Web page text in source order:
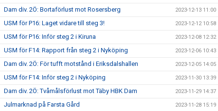
Dam div. 2Ö: Bortaförlust mot Rosersberg 2023-12-13 11:00
USM för P16: Laget vidare till steg 3! 2023-12-12 10:58
USM för P16: Inför steg 2 i Kiruna 2023-12-08 12:32
USM för F14: Rapport från steg 2 i Nyköping 2023-12-06 10:43
Dam div. 2Ö: För tufft motstånd i Eriksdalshallen 2023-12-05 14:05
USM för F14: Inför steg 2 i Nyköping 2023-11-30 13:39
Dam div. 2Ö: Tvåmålsförlust mot Täby HBK Dam 2023-11-29 14:37
Julmarknad på Farsta Gård 2023-11-28 15:19